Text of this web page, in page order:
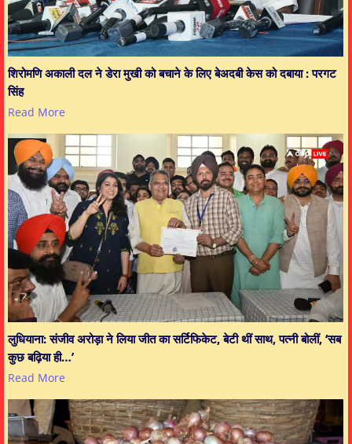
शिरोमणि अकाली दल ने डेरा मुखी को बचाने के लिए बेअदबी केस को दबाया : परगट
सिंह
Read More
लुधियाना: संजीव अरोड़ा ने लिया जीत का सर्टिफिकेट, बेटी थीं साथ, पत्नी बोलीं, ‘सब
कुछ बढ़िया ही…’
Read More